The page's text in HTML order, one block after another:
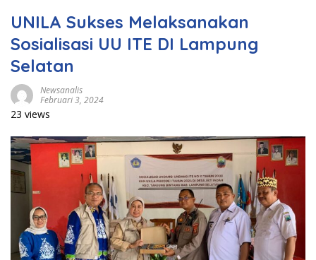
UNILA Sukses Melaksanakan
Sosialisasi UU ITE DI Lampung
Selatan
Newsanalis
Februari 3, 2024
23 views